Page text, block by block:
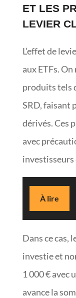
ET LES
LEVIER
L’effet de
aux ETFs.
produits tels
SRD, faisant
dérivés. Ces
avec
À lire
Dans ce cas,
investie et
1 000 € avec
avance la